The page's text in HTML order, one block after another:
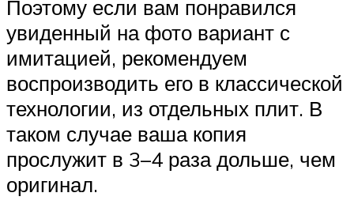
Поэтому если вам понравился
увиденный на фото вариант с
имитацией, рекомендуем
воспроизводить его в классической
технологии, из отдельных плит. В
таком случае ваша копия
прослужит в 3–4 раза дольше, чем
оригинал.